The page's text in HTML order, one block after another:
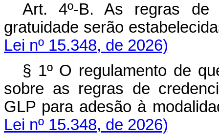
Art. 4º-B. As regras de
gratuidade serão
Lei nº 15.348, de 2026)
§ 1º O regulamento de
sobre as regras de
GLP para adesão à
Lei nº 15.348, de 2026)